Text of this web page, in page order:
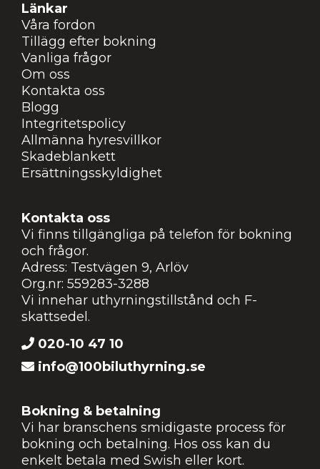
Länkar
Våra fordon
Tillägg efter bokning
Vanliga frågor
Om oss
Kontakta oss
Blogg
Integritetspolicy
Allmänna hyresvillkor
Skadeblankett
Ersättningsskyldighet
Kontakta oss
Vi finns tillgängliga på telefon för bokning
och frågor.
Adress: Testvägen 9, Arlöv
Org.nr: 559283-3288
Vi innehar uthyrningstillstånd och F-
skattsedel.
020-10 47 10
info@100biluthyrning.se
Bokning & betalning
Vi har branschens smidigaste process för
bokning och betalning. Hos oss kan du
enkelt betala med Swish eller kort.